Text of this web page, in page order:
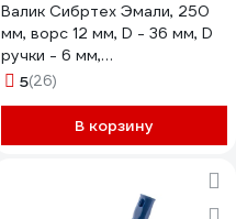
Валик Сибртех Эмали, 250
мм, ворс 12 мм, D - 36 мм, D
ручки - 6 мм,
полиамид,полиакрил 80201
5(26)
В корзину